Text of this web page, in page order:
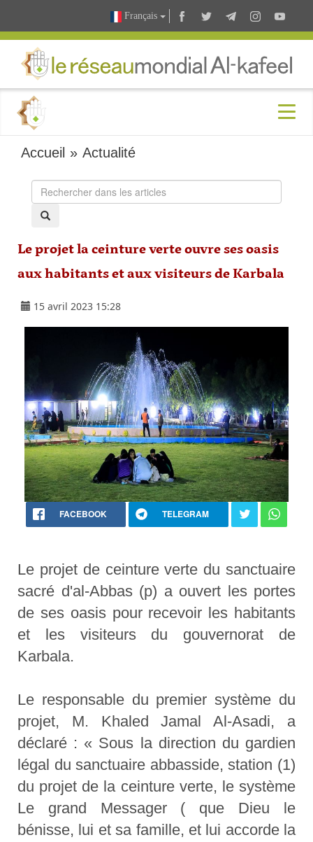
Français
Accueil »Actualité
Le projet la ceinture verte ouvre ses oasis
aux habitants et aux visiteurs de Karbala
15 avril 2023 15:28
FACEBOOK TELEGRAM
Le projet de ceinture verte du sanctuaire
sacré d'al-Abbas (p) a ouvert les portes
de ses oasis pour recevoir les habitants
et les visiteurs du gouvernorat de
Karbala.
Le responsable du premier système du
projet, M. Khaled Jamal Al-Asadi, a
déclaré : « Sous la direction du gardien
légal du sanctuaire abbasside, station (1)
du projet de la ceinture verte, le système
Le grand Messager ( que Dieu le
bénisse, lui et sa famille, et lui accorde la